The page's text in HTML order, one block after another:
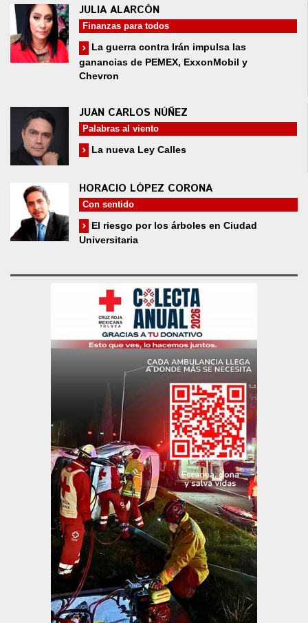
JULIA ALARCÓN
Finanzas para todos
La guerra contra Irán impulsa las
ganancias de PEMEX, ExxonMobil y
Chevron
JUAN CARLOS NÚÑEZ
Palabras al viento
La nueva Ley Calles
HORACIO LÓPEZ CORONA
Con sentido
El riesgo por los árboles en Ciudad
Universitaria